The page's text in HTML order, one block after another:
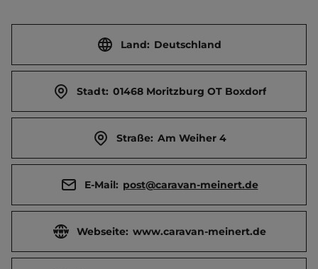
Land: Deutschland
Stadt: 01468 Moritzburg OT Boxdorf
Straße: Am Weiher 4
E-Mail: post@caravan-meinert.de
Webseite: www.caravan-meinert.de